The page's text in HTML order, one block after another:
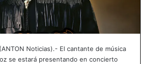
Noticias).- El cantante de música
se estará presentando en concierto